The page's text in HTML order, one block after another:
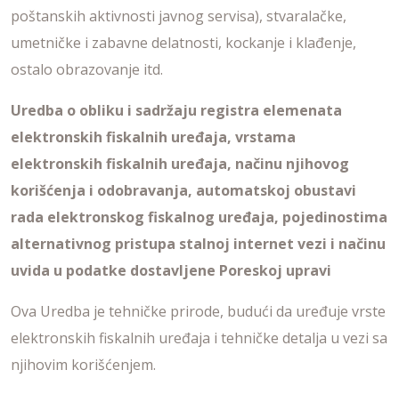
poštanskih aktivnosti javnog servisa), stvaralačke,
umetničke i zabavne delatnosti, kockanje i klađenje,
ostalo obrazovanje itd.
Uredba o obliku i sadržaju registra elemenata
elektronskih fiskalnih uređaja, vrstama
elektronskih fiskalnih uređaja, načinu njihovog
korišćenja i odobravanja, automatskoj obustavi
rada elektronskog fiskalnog uređaja, pojedinostima
alternativnog pristupa stalnoj internet vezi i načinu
uvida u podatke dostavljene Poreskoj upravi
Ova Uredba je tehničke prirode, budući da uređuje vrste
elektronskih fiskalnih uređaja i tehničke detalja u vezi sa
njihovim korišćenjem.